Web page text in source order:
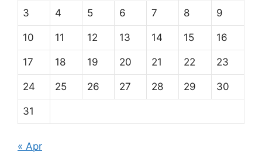
3 4 5 6 7 8 9
10 11 12 13 14 15 16
17 18 19 20 21 22 23
24 25 26 27 28 29 30
31
« Apr